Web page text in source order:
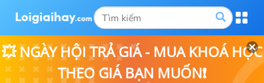
💥 NGÀY HỘI TRẢ GIÁ - MUA KHOÁ HỌC
THEO GIÁ BẠN MUỐN❗